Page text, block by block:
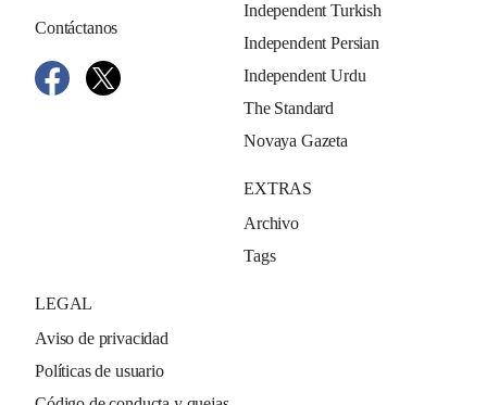
Contáctanos
Independent Turkish
Independent Persian
Independent Urdu
The Standard
Novaya Gazeta
EXTRAS
Archivo
Tags
LEGAL
Aviso de privacidad
Políticas de usuario